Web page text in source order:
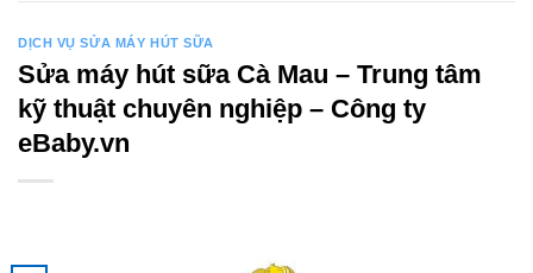
DỊCH VỤ SỬA MÁY HÚT SỮA
Sửa máy hút sữa Cà Mau – Trung tâm
kỹ thuật chuyên nghiệp – Công ty
eBaby.vn